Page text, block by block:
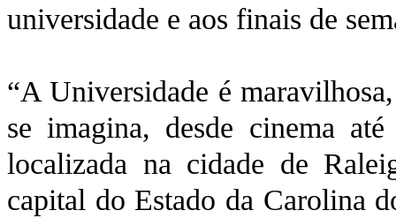
universidade e aos finais de
“A Universidade é
se imagina, desde cinema
localizada na cidade de
capital do Estado da Carolina